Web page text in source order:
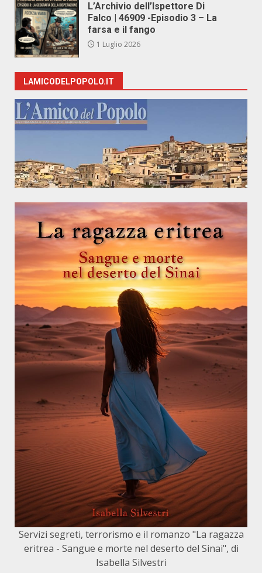
L’Archivio dell’Ispettore Di
Falco | 46909 -Episodio 3 – La
farsa e il fango
1 Luglio 2026
LAMICODELPOPOLO.IT
Servizi segreti, terrorismo e il romanzo "La ragazza
eritrea - Sangue e morte nel deserto del Sinai", di
Isabella Silvestri